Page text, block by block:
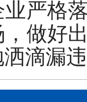
严格
做好
滴漏